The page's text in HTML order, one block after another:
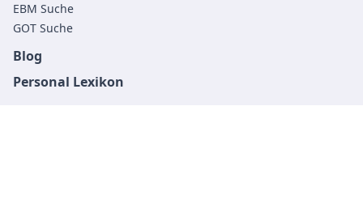
EBM Suche
GOT Suche
Blog
Personal Lexikon